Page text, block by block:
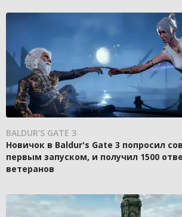
BALDUR'S GATE 3
Новичок в Baldur's Gate 3 попросил
первым запуском, и получил 1500
ветеранов